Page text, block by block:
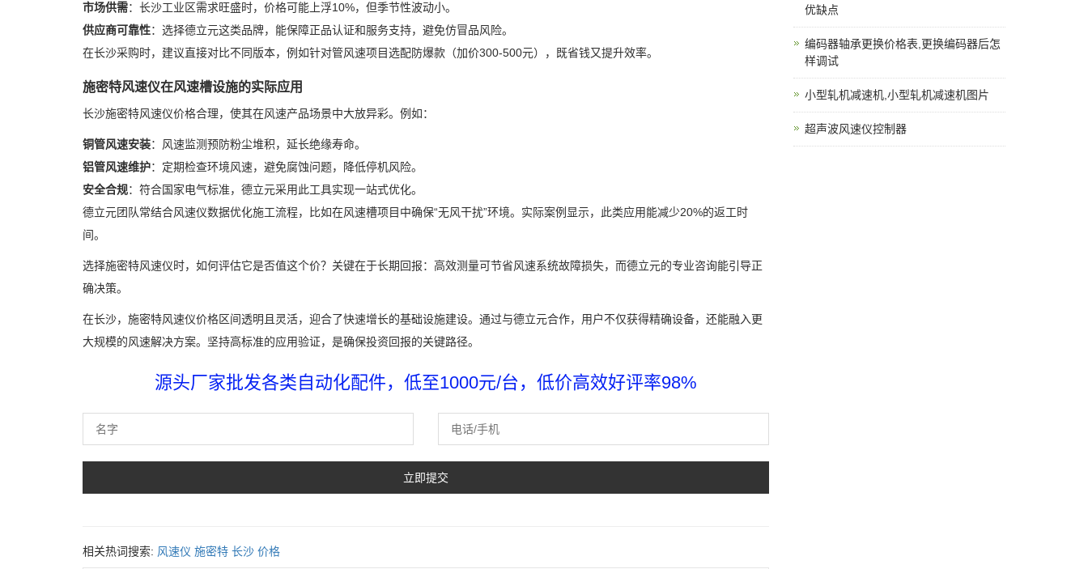
市场供需：长沙工业区需求旺盛时，价格可能上浮10%，但季节性波动小。
供应商可靠性：选择德立元这类品牌，能保障正品认证和服务支持，避免仿冒品风险。
在长沙采购时，建议直接对比不同版本，例如针对管风速项目选配防爆款（加价300-500元），既省钱又提升效率。
施密特风速仪在风速槽设施的实际应用
长沙施密特风速仪价格合理，使其在风速产品场景中大放异彩。例如：
铜管风速安装：风速监测预防粉尘堆积，延长绝缘寿命。
铝管风速维护：定期检查环境风速，避免腐蚀问题，降低停机风险。
安全合规：符合国家电气标准，德立元采用此工具实现一站式优化。
德立元团队常结合风速仪数据优化施工流程，比如在风速槽项目中确保“无风干扰”环境。实际案例显示，此类应用能减少20%的返工时
间。
选择施密特风速仪时，如何评估它是否值这个价？关键在于长期回报：高效测量可节省风速系统故障损失，而德立元的专业咨询能引导正
确决策。
在长沙，施密特风速仪价格区间透明且灵活，迎合了快速增长的基础设施建设。通过与德立元合作，用户不仅获得精确设备，还能融入更
大规模的风速解决方案。坚持高标准的应用验证，是确保投资回报的关键路径。
源头厂家批发各类自动化配件，低至1000元/台，低价高效好评率98%
相关热词搜索: 风速仪 施密特 长沙 价格
优缺点
编码器轴承更换价格表,更换编码器后怎
样调试
小型轧机减速机,小型轧机减速机图片
超声波风速仪控制器